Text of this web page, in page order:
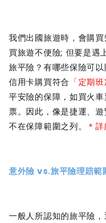
我們出國旅遊時，會購
買旅遊不便險; 但要是遇
旅平險？有哪些保險可
信用卡購買符合 「定期班
平安險的保障，如買火
票。因此，像是捷運、
不在保障範圍之列。
＊
意外險 vs.旅平險理賠範
一般人所認知的旅平險